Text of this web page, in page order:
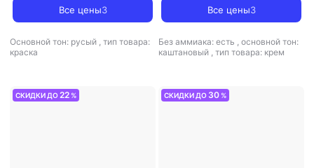
СтокгольмВсе цены3
Основной тон: русый , тип товара:
краска
без аммиака, оттенок 515,
Морозный шоколад
Все цены3
Без аммиака: есть , основной тон:
каштановый , тип товара: крем
СКИДКИ ДО22 % СКИДКИ ДО 30 %